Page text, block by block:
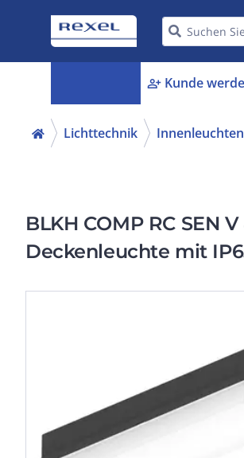
person_add Kunde
Lichttechnik Innenleuchten
BLKH COMP RC SEN
Deckenleuchte mit